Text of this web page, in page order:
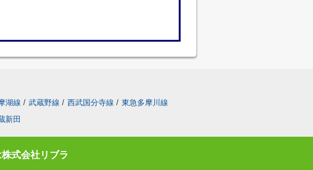
湖線 / 武蔵野線 / 西武国分寺線 / 東急多摩川線
新田
式会社リブラ